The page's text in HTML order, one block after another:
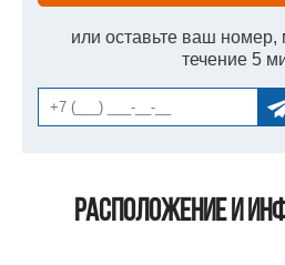
или оставьте ваш
течение 5
Расположение и